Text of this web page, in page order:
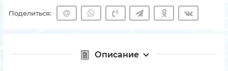
Поделиться:
Описание